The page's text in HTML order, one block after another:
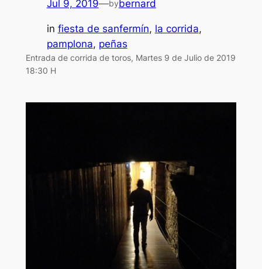
Jul 9, 2019—bybernard
in fiesta de sanfermín, la corrida
pamplona, peñas
Entrada de corrida de toros, Martes 9 de Julio de 2019
18:30 H